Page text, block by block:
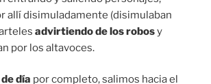
Sol Andino.
Se encontraba en
las Brujas. Lo mejor del alojamiento,
maravilla. Algún día se nos hizo un
de la terracita y el desayuno. En